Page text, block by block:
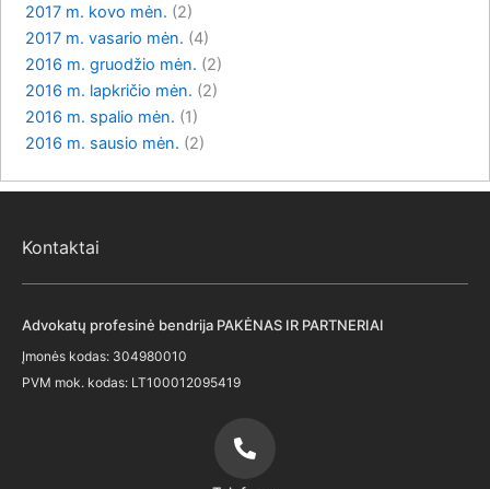
2017 m. kovo mėn. (2)
2017 m. vasario mėn. (4)
2016 m. gruodžio mėn. (2)
2016 m. lapkričio mėn. (2)
2016 m. spalio mėn. (1)
2016 m. sausio mėn. (2)
Kontaktai
Advokatų profesinė bendrija PAKĖNAS IR PARTNERIAI
Įmonės kodas: 304980010
PVM mok. kodas: LT100012095419